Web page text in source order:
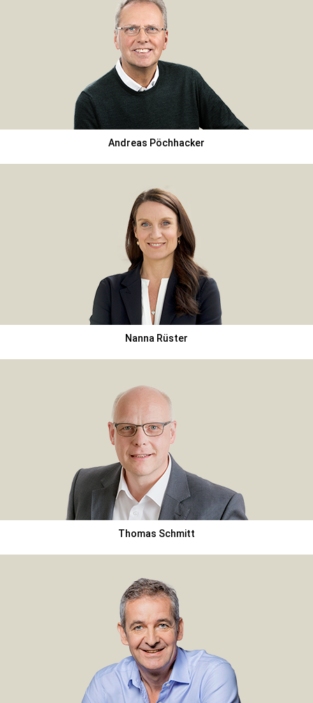
Andreas Pöchhacker
Nanna Rüster
Thomas Schmitt